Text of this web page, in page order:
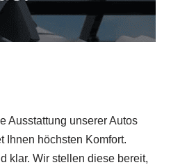
Ausstattung unserer Autos
Ihnen höchsten Komfort.
klar. Wir stellen diese bereit,